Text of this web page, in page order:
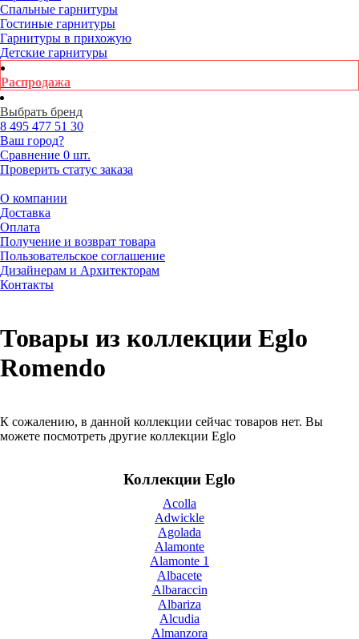
Спальные гарнитуры
Гостиные гарнитуры
Гарнитуры в прихожую
Детские гарнитуры
Распродажа
Выбрать бренд
8 495 477 51 30
Ваш город?
Сравнение 0 шт.
Проверить статус заказа
О компании
Доставка
Оплата
Получение и возврат товара
Пользовательское соглашение
Дизайнерам и Архитекторам
Контакты
Товары из коллекции Eglo
Romendo
К сожалению, в данной коллекции сейчас товаров нет. Вы
можете посмотреть другие коллекции Eglo
Коллекции Eglo
Acolla
Adwickle
Agolada
Alamonte
Alamonte 1
Albacete
Albaraccin
Albariza
Alcudia
Almanzora